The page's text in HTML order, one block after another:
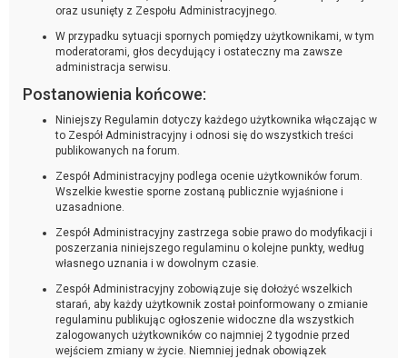
oraz usunięty z Zespołu Administracyjnego.
W przypadku sytuacji spornych pomiędzy użytkownikami, w tym
moderatorami, głos decydujący i ostateczny ma zawsze
administracja serwisu.
Postanowienia końcowe:
Niniejszy Regulamin dotyczy każdego użytkownika włączając w
to Zespół Administracyjny i odnosi się do wszystkich treści
publikowanych na forum.
Zespół Administracyjny podlega ocenie użytkowników forum.
Wszelkie kwestie sporne zostaną publicznie wyjaśnione i
uzasadnione.
Zespół Administracyjny zastrzega sobie prawo do modyfikacji i
poszerzania niniejszego regulaminu o kolejne punkty, według
własnego uznania i w dowolnym czasie.
Zespół Administracyjny zobowiązuje się dołożyć wszelkich
starań, aby każdy użytkownik został poinformowany o zmianie
regulaminu publikując ogłoszenie widoczne dla wszystkich
zalogowanych użytkowników co najmniej 2 tygodnie przed
wejściem zmiany w życie. Niemniej jednak obowiązek